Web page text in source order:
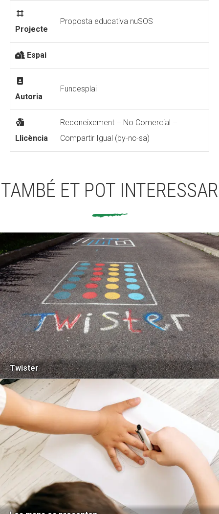
Projecte
Proposta educativa nuSOS
Espai
Autoria
Fundesplai
Llicència
Reconeixement – No Comercial –
Compartir Igual (by-nc-sa)
TAMBÉ ET POT INTERESSAR
Twister